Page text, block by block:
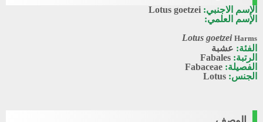
الإسم الاجنبي: Lotus goetzei
الإسم العلمي:
Lotus goetzei Harms
الفئة: عشبة
الرتبة: Fabales
الفصيلة: Fabaceae
الجنس: Lotus